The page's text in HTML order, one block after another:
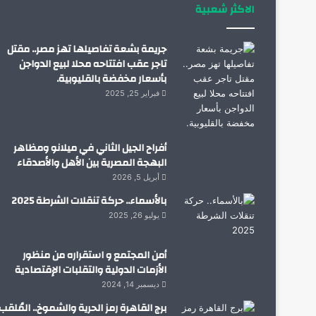
الاكثر شعبية
جريمة بشعة تفاصيلها تهز مصر.. مقتل
تاجر عقب افتتاحه محلا لبيع الدواجن
بأسعار مخفضة بالقليوبية.
فبراير 25, 2025
أفراح الجيل الثاني في ميلانو ومظاهر
البهجة المصرية بين الأهل والأصدقاء
أبريل 5, 2026
بالأسماء.. حركة تنقلات الشرطة 2025
يوليو 26, 2025
أمن المجتمع و استقراره من منظور
الأزمات الدولية والتقلبات الإقتصادية
ديسمبر 14, 2024
برج القاهرة رمز الحرية والشموخ..